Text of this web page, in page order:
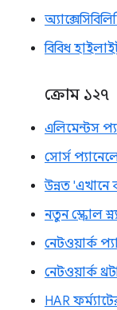
বিবিধ
ক্রোম ১২৭
এলিমেন্টস
সোর্স
উন্নত 'এখানে
নতুন স্ক্রোল
নেটওয়ার্ক
নেটওয়ার্ক
HAR